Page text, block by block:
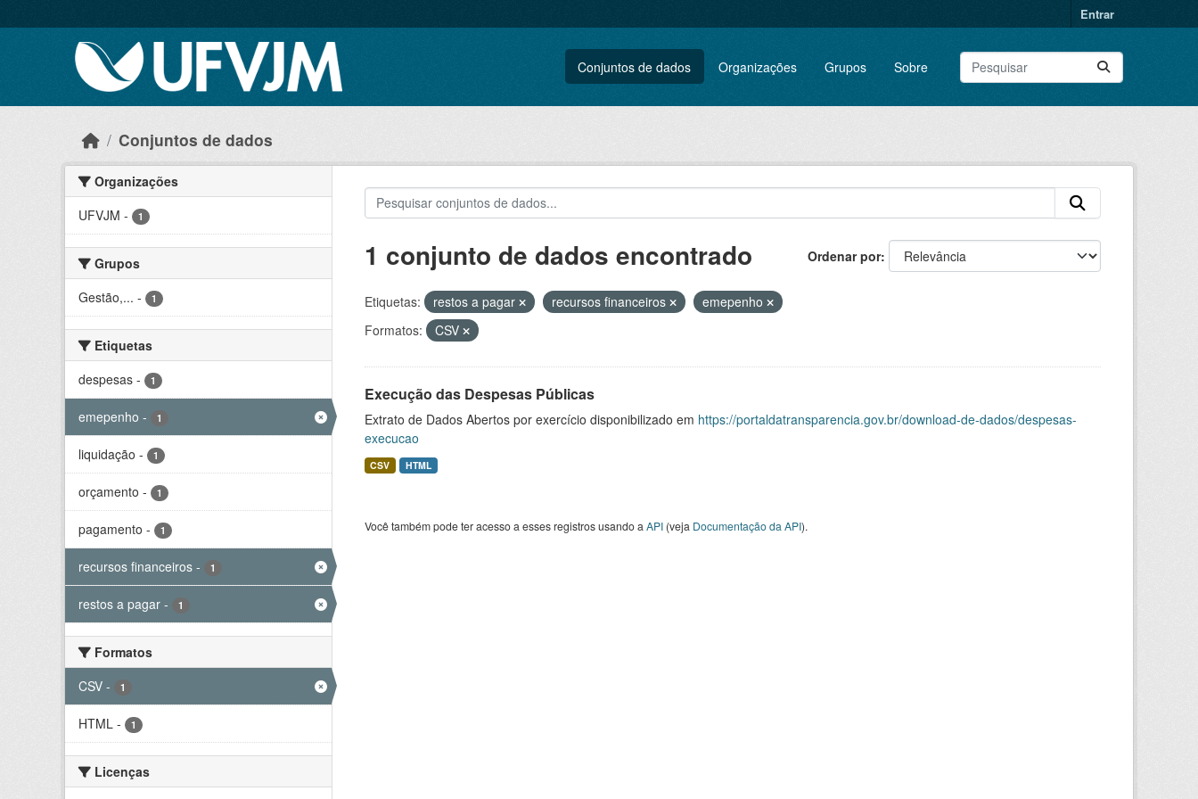
Entrar
Conjuntos de dados Organizações Grupos Sobre
Conjuntos de dados
Organizações
UFVJM - 1
Grupos
Gestão,... - 1
Etiquetas
despesas - 1
emepenho - 1
liquidação - 1
orçamento - 1
pagamento - 1
recursos financeiros - 1
restos a pagar - 1
Formatos
CSV - 1
HTML - 1
Licenças
Ordenar por
1 conjunto de dados encontrado
Etiquetas: restos a pagar recursos financeiros
emepenho
Formatos:
CSV
Execução das Despesas Públicas
Extrato de Dados Abertos por exercício disponibilizado em https://portaldatransparencia.gov.br/download-de-dados/despesas-
execucao
CSV HTML
Você também pode ter acesso a esses registros usando a API(veja Documentação da API).